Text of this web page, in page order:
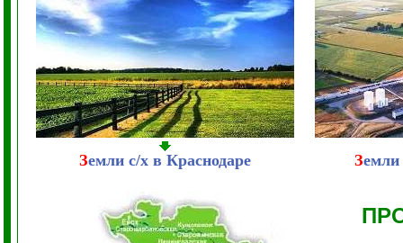
Земли с/х в Краснодаре З